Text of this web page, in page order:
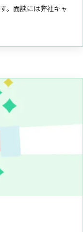
。面談には弊社キャ